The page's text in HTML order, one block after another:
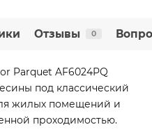
Отзывы 0
Parquet AF6024PQ
под классический
жилых помещений и
проходимостью.